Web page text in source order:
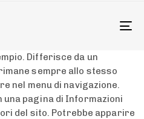
Differisce da un
sempre allo stesso
nel menu di navigazione.
una pagina di Informazioni
del sito. Potrebbe apparire